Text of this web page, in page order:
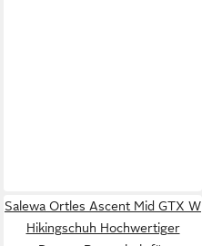
Salewa Ortles Ascent Mid GTX W
Hikingschuh Hochwertiger